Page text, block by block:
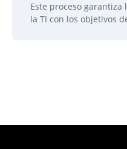
Este proceso
la TI con los objetivos